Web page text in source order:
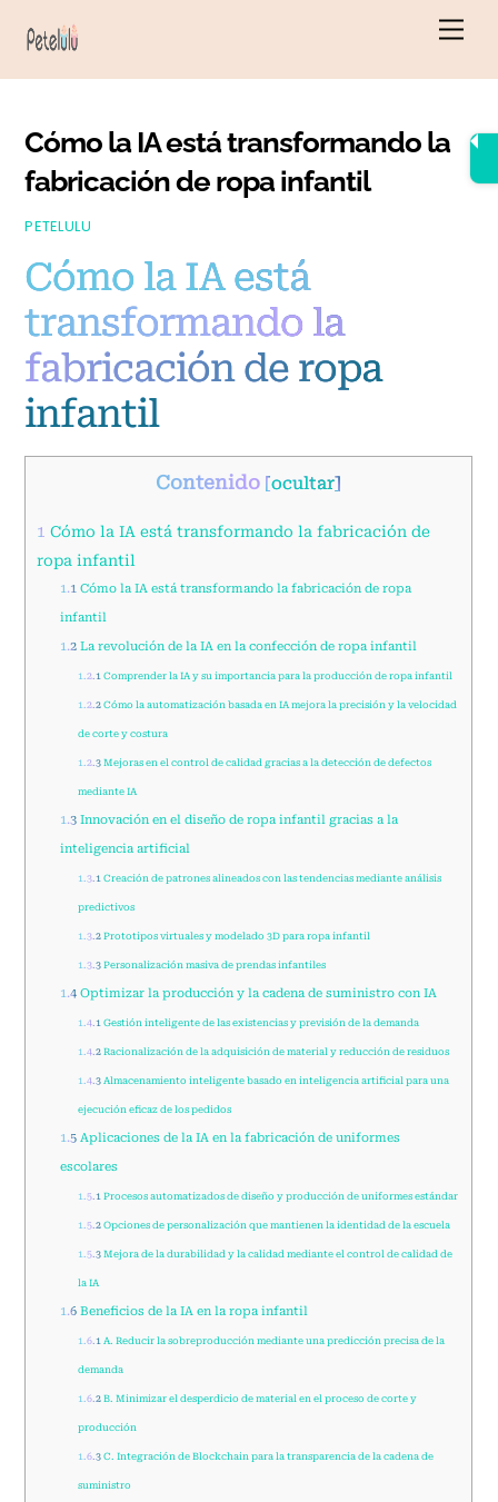
Cómo la IA está transformando la
fabricación de ropa infantil
PETELULU
Cómo la IA está
transformando la
fabricación de ropa
infantil
Contenido [ocultar]
1 Cómo la IA está transformando la fabricación de
ropa infantil
1.1Cómo la IA está transformando la fabricación de ropa
infantil
1.2La revolución de la IA en la confección de ropa infantil
1.2.1 Comprender la IA y su importancia para la producción de ropa infantil
1.2.2 Cómo la automatización basada en IA mejora la precisión y la velocidad
de corte y costura
1.2.3 Mejoras en el control de calidad gracias a la detección de defectos
mediante IA
1.3Innovación en el diseño de ropa infantil gracias a la
inteligencia artificial
1.3.1 Creación de patrones alineados con las tendencias mediante análisis
predictivos
1.3.2 Prototipos virtuales y modelado 3D para ropa infantil
1.3.3 Personalización masiva de prendas infantiles
1.4Optimizar la producción y la cadena de suministro con IA
1.4.1 Gestión inteligente de las existencias y previsión de la demanda
1.4.2 Racionalización de la adquisición de material y reducción de residuos
1.4.3 Almacenamiento inteligente basado en inteligencia artificial para una
ejecución eficaz de los pedidos
1.5Aplicaciones de la IA en la fabricación de uniformes
escolares
1.5.1 Procesos automatizados de diseño y producción de uniformes estándar
1.5.2 Opciones de personalización que mantienen la identidad de la escuela
1.5.3 Mejora de la durabilidad y la calidad mediante el control de calidad de
la IA
1.6Beneficios de la IA en la ropa infantil
1.6.1 A. Reducir la sobreproducción mediante una predicción precisa de la
demanda
1.6.2 B. Minimizar el desperdicio de material en el proceso de corte y
producción
1.6.3 C. Integración de Blockchain para la transparencia de la cadena de
suministro